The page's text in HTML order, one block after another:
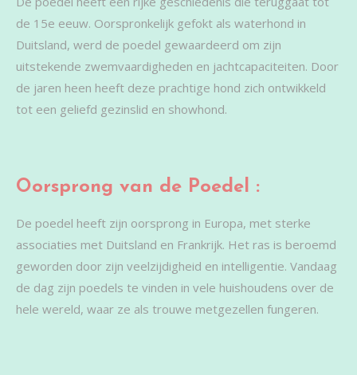
de 15e eeuw. Oorspronkelijk gefokt als waterhond in
Duitsland, werd de poedel gewaardeerd om zijn
uitstekende zwemvaardigheden en jachtcapaciteiten. Door
de jaren heen heeft deze prachtige hond zich ontwikkeld
tot een geliefd gezinslid en showhond.
Oorsprong van de Poedel :
De poedel heeft zijn oorsprong in Europa, met sterke
associaties met Duitsland en Frankrijk. Het ras is beroemd
geworden door zijn veelzijdigheid en intelligentie. Vandaag
de dag zijn poedels te vinden in vele huishoudens over de
hele wereld, waar ze als trouwe metgezellen fungeren.